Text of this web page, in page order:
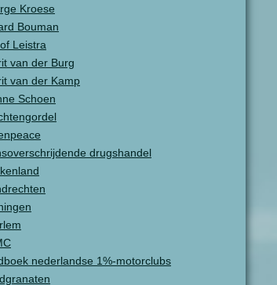
Kroese
Bouman
Leistra
van der Burg
van der Kamp
Schoen
drugshandel
nederlandse 1%-motorclubs